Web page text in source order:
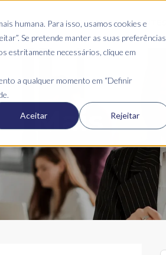
humana. Para isso, usamos cookies e
Se pretende manter as suas preferências
estritamente necessários, clique em
a qualquer momento em “Definir
Aceitar Rejeitar
ONDE ESTAMOS CLIENTES
Mais